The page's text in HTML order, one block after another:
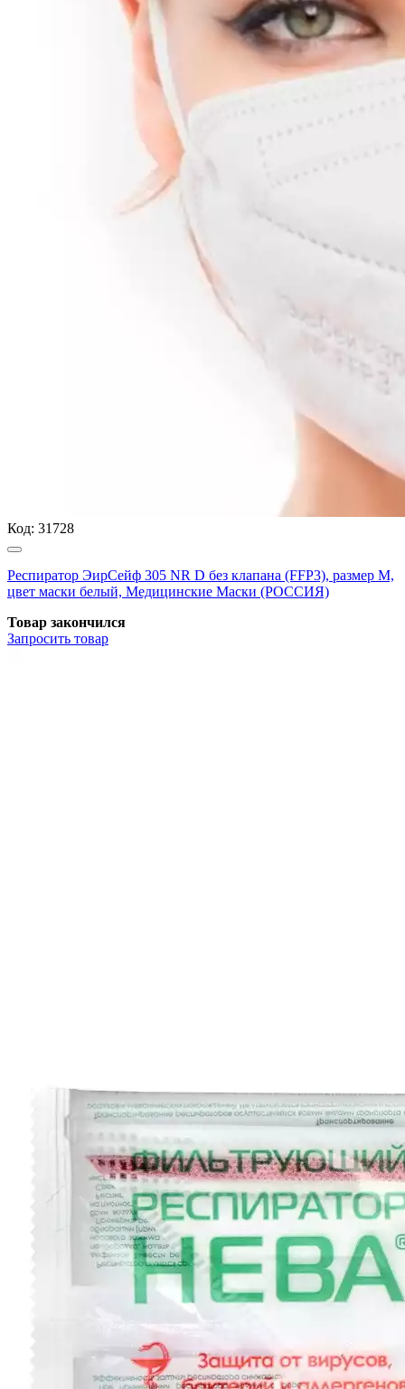
Код: 31728
Респиратор ЭирСейф 305 NR D без клапана (FFP3), размер М,
цвет маски белый, Медицинские Маски (РОССИЯ)
Товар закончился
Запросить товар